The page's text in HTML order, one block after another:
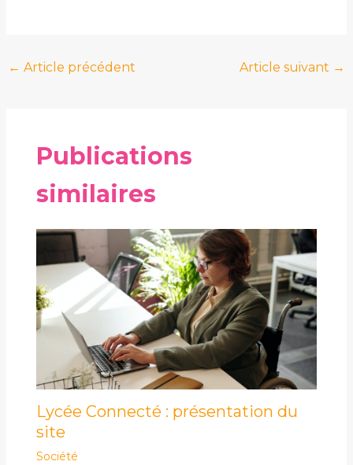
← Article précédent Article suivant →
Publications
similaires
Lycée Connecté : présentation du
site
Société